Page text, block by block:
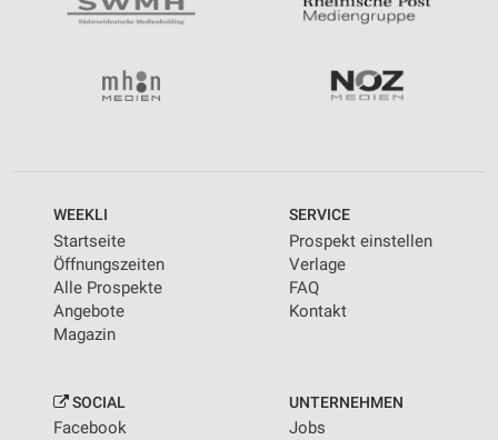
WEEKLI
Startseite
Öffnungszeiten
Alle Prospekte
Angebote
Magazin
SERVICE
Prospekt einstellen
Verlage
FAQ
Kontakt
SOCIAL
Facebook
UNTERNEHMEN
Jobs